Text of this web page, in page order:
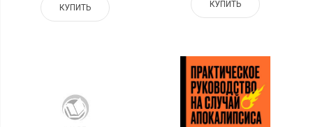
КУПИТЬ КУПИТЬ